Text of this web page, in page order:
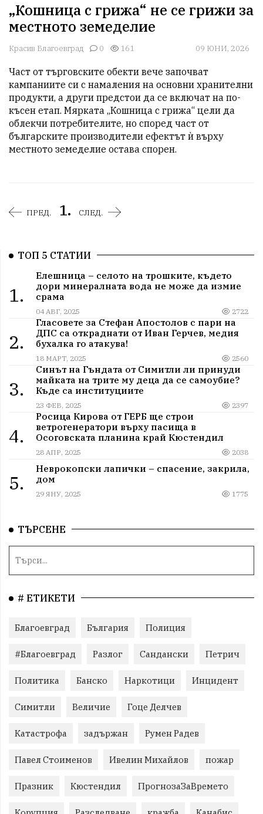
„Кошница с грижа“ не се грижи за
местното земеделие
Красив Благоевград 0 161 09 ЮНИ, 2026
Част от търговските обекти вече започват
кампаниите си с намаления на основни хранителни
продукти, а други предстои да се включат на по-
късен етап. Мярката „Кошница с грижа“ цели да
облекчи потребителите, но според част от
българските производители ефектът ѝ върху
местното земеделие остава спорен.
ПРЕД. 1. СЛЕД.
ТОП 5 СТАТИИ
1.
Елешница – селото на трошките, където
дори минералната вода не може да измие
срама
04 АВГ, 2025 2722
2.
Гласовете за Стефан Апостолов с пари на
ДПС са откраднати от Иван Герчев, медия
бухалка го атакува!
18 МАРТ, 2025 2560
3.
Синът на Гъндата от Симитли ли принуди
майката на трите му деца да се самоубие?
Къде са институциите
23 ФЕВ, 2025 2397
4.
Росица Кирова от ГЕРБ ще строи
ветрогенератори върху пасища в
Осоговската планина край Кюстендил
28 АПР, 2025 2038
5.
Неврокопски лапички – спасение, закрила,
дом
29 ЯНУ, 2025 1775
ТЪРСЕНЕ
# ЕТИКЕТИ
Благоевград България Полиция
#Благоевград Разлог Сандански Петрич
Политика Банско Наркотици Инцидент
Симитли Величие Гоце Делчев
Катастрофа задържан Румен Радев
Павел Стоименов Ивелин Михайлов пожар
Празник Кюстендил ПрогнозаЗаВремето